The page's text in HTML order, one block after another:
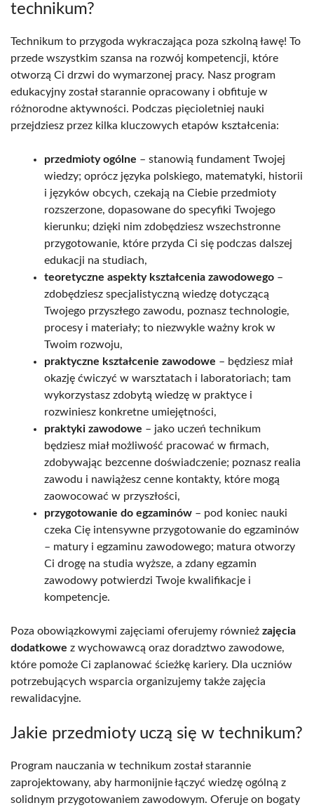
technikum?
Technikum to przygoda wykraczająca poza szkolną ławę! To
przede wszystkim szansa na rozwój kompetencji, które
otworzą Ci drzwi do wymarzonej pracy. Nasz program
edukacyjny został starannie opracowany i obfituje w
różnorodne aktywności. Podczas pięcioletniej nauki
przejdziesz przez kilka kluczowych etapów kształcenia:
przedmioty ogólne – stanowią fundament Twojej
wiedzy; oprócz języka polskiego, matematyki, historii
i języków obcych, czekają na Ciebie przedmioty
rozszerzone, dopasowane do specyfiki Twojego
kierunku; dzięki nim zdobędziesz wszechstronne
przygotowanie, które przyda Ci się podczas dalszej
edukacji na studiach,
teoretyczne aspekty kształcenia zawodowego –
zdobędziesz specjalistyczną wiedzę dotyczącą
Twojego przyszłego zawodu, poznasz technologie,
procesy i materiały; to niezwykle ważny krok w
Twoim rozwoju,
praktyczne kształcenie zawodowe – będziesz miał
okazję ćwiczyć w warsztatach i laboratoriach; tam
wykorzystasz zdobytą wiedzę w praktyce i
rozwiniesz konkretne umiejętności,
praktyki zawodowe – jako uczeń technikum
będziesz miał możliwość pracować w firmach,
zdobywając bezcenne doświadczenie; poznasz realia
zawodu i nawiążesz cenne kontakty, które mogą
zaowocować w przyszłości,
przygotowanie do egzaminów – pod koniec nauki
czeka Cię intensywne przygotowanie do egzaminów
– matury i egzaminu zawodowego; matura otworzy
Ci drogę na studia wyższe, a zdany egzamin
zawodowy potwierdzi Twoje kwalifikacje i
kompetencje.
Poza obowiązkowymi zajęciami oferujemy również zajęcia
dodatkowe z wychowawcą oraz doradztwo zawodowe,
które pomoże Ci zaplanować ścieżkę kariery. Dla uczniów
potrzebujących wsparcia organizujemy także zajęcia
rewalidacyjne.
Jakie przedmioty uczą się w technikum?
Program nauczania w technikum został starannie
zaprojektowany, aby harmonijnie łączyć wiedzę ogólną z
solidnym przygotowaniem zawodowym. Oferuje on bogaty